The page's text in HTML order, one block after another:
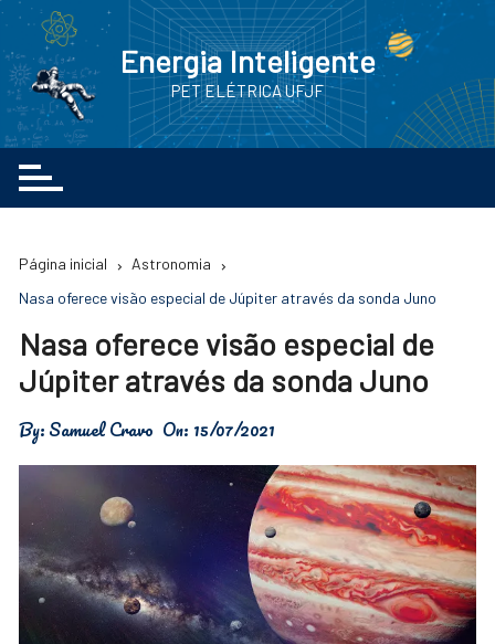
Ir
conteúdo
Energia Inteligente
PET ELÉTRICA UFJF
Página inicial
Astronomia
Nasa oferece visão especial de Júpiter através da sonda Juno
Nasa oferece visão especial de
Júpiter através da sonda Juno
By:Samuel Cravo On: 15/07/2021